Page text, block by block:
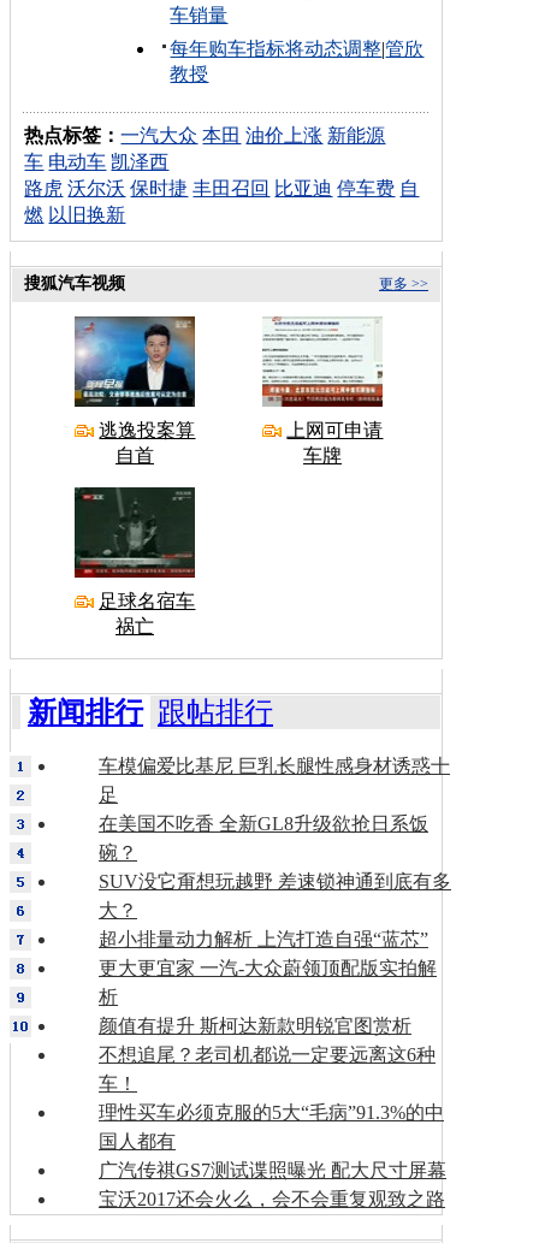
车销量
每年购车指标将动态调整|管欣
教授
热点标签：一汽大众 本田 油价上涨 新能源
车 电动车 凯泽西
路虎 沃尔沃 保时捷 丰田召回 比亚迪 停车费 自
燃 以旧换新
更多 >>
搜狐汽车视频
逃逸投案算
自首
上网可申请
车牌
足球名宿车
祸亡
新闻排行 跟帖排行
车模偏爱比基尼 巨乳长腿性感身材诱惑十
足
在美国不吃香 全新GL8升级欲抢日系饭
碗？
SUV没它甭想玩越野 差速锁神通到底有多
大？
超小排量动力解析 上汽打造自强“蓝芯”
更大更宜家 一汽-大众蔚领顶配版实拍解
析
颜值有提升 斯柯达新款明锐官图赏析
不想追尾？老司机都说一定要远离这6种
车！
理性买车必须克服的5大“毛病”91.3%的中
国人都有
广汽传祺GS7测试谍照曝光 配大尺寸屏幕
宝沃2017还会火么，会不会重复观致之路